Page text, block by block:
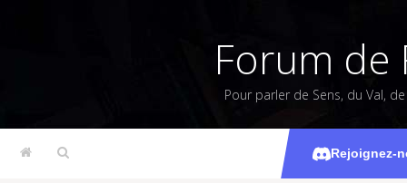
Forum de
Pour parler de Sens, du Val,
Rejoignez-
Podcast